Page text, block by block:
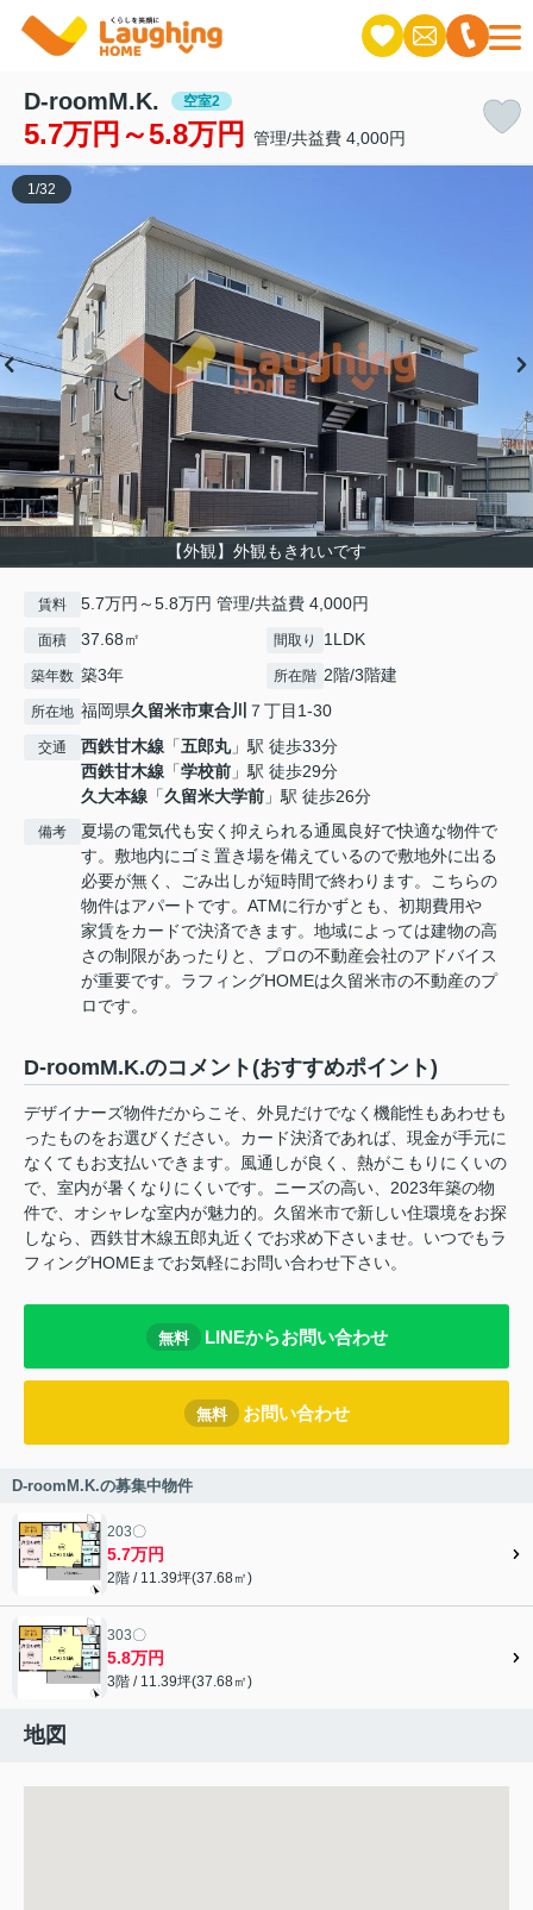
D-roomM.K. 空室2
5.7万円～5.8万円 管理/共益費 4,000円
【外観】外観もきれいです
1 /32
賃料 5.7万円～5.8万円 管理/共益費 4,000円
面積 37.68㎡ 間取り 1LDK
築年数 築3年 所在階 2階/3階建
所在地 福岡県久留米市東合川 ７丁目1-30
交通 西鉄甘木線 「五郎丸」駅 徒歩33分
西鉄甘木線 「学校前 」駅 徒歩29分
久大本線 「久留米大学前 」駅 徒歩26分
備考
夏場の電気代も安く抑えられる通風良好で快適な物件で
す。敷地内にゴミ置き場を備えているので敷地外に出る
必要が無く、ごみ出しが短時間で終わります。こちらの
物件はアパートです。ATMに行かずとも、初期費用や
家賃をカードで決済できます。地域によっては建物の高
さの制限があったりと、プロの不動産会社のアドバイス
が重要です。ラフィングHOMEは久留米市の不動産のプ
ロです。
D-roomM.K.のコメント(おすすめポイント)
デザイナーズ物件だからこそ、外見だけでなく機能性もあわせも
ったものをお選びください。カード決済であれば、現金が手元に
なくてもお支払いできます。風通しが良く、熱がこもりにくいの
で、室内が暑くなりにくいです。ニーズの高い、2023年築の物
件で、オシャレな室内が魅力的。久留米市で新しい住環境をお探
しなら、西鉄甘木線五郎丸近くでお求め下さいませ。いつでもラ
フィングHOMEまでお気軽にお問い合わせ下さい。
無料 LINEからお問い合わせ
無料 お問い合わせ
D-roomM.K.の募集中物件
203〇
5.7万円
2階 / 11.39坪(37.68㎡)
303〇
5.8万円
3階 / 11.39坪(37.68㎡)
地図